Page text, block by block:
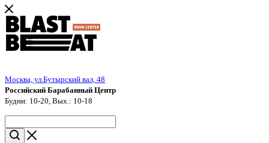
Москва, ул.Бутырский вал, 48
Российский Барабанный Центр
Будни: 10-20, Вых.: 10-18